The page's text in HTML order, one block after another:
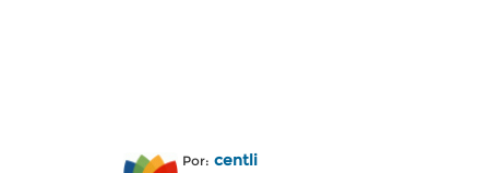
Por: centli